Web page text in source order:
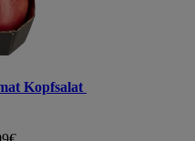
Kopfsalat